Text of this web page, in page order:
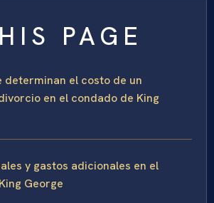
PAGE
determinan el costo de un
en el condado de King
y gastos adicionales en el
George